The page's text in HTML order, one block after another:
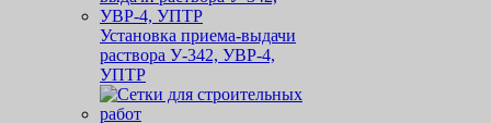
Установка приема-выдачи
раствора У-342, УВР-4,
УПТР